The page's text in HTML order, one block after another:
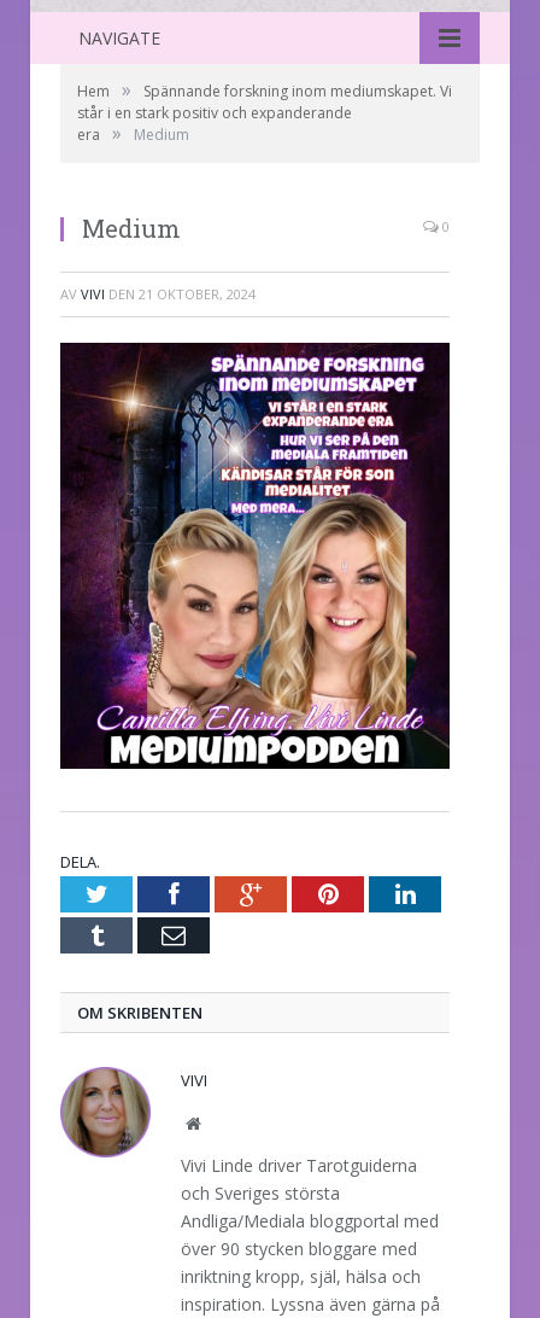
NAVIGATE
Hem »
Spännande forskning inom mediumskapet. Vi
står i en stark positiv och expanderande
era
» Medium
Medium 0
AV VIVI DEN 21 OKTOBER, 2024
DELA.
TwitterFacebookGoogle+PinterestLinkedIn
Tumblr E-
OM SKRIBENTEN
VIVI
Website
Vivi Linde driver Tarotguiderna
och Sveriges största
Andliga/Mediala bloggportal med
över 90 stycken bloggare med
inriktning kropp, själ, hälsa och
inspiration. Lyssna även gärna på